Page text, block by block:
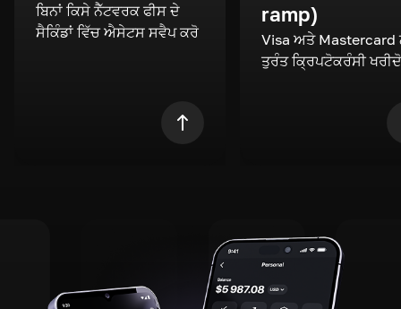
ਬਿਨਾਂ ਕਿਸੇ ਨੈੱਟਵਰਕ ਫੀਸ ਦੇ
ਸੈਕਿੰਡਾਂ ਵਿੱਚ ਐਸੇਟਸ ਸਵੈਪ ਕਰੋ
ramp)
Visa ਅਤੇ Mastercard
ਤੁਰੰਤ ਕ੍ਰਿਪਟੋਕਰੰਸੀ ਖਰੀਦੋ